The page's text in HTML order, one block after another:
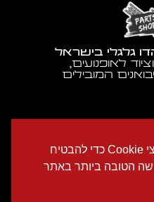
גלגלי בישראל
לאופנועים,
המובילים
אתר זה משתמש בקובצי Cookie כדי להבטיח
הטובה ביותר באתר